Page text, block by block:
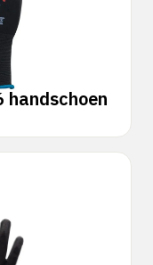
handschoen